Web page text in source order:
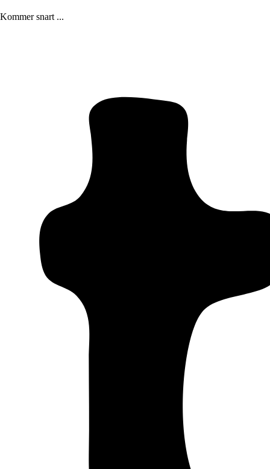
Kommer snart ...